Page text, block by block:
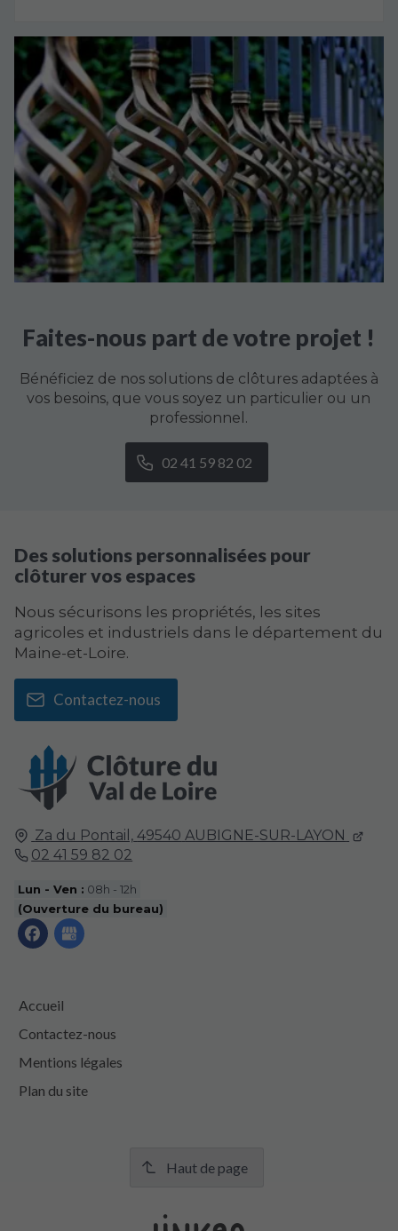
Faites-nous part de votre projet !
Bénéficiez de nos solutions de clôtures adaptées à
vos besoins, que vous soyez un particulier ou un
professionnel.
02 41 59 82 02
Za du Pontail, 49540 AUBIGNE-SUR-LAYON
02 41 59 82 02
Lun - Ven : 08h - 12h
(Ouverture du bureau)
Accueil
Contactez-nous
Mentions légales
Plan du site
Des solutions personnalisées pour
clôturer vos espaces
Nous sécurisons les propriétés, les sites
agricoles et industriels dans le département du
Maine-et-Loire.
Contactez-nous
Haut de page